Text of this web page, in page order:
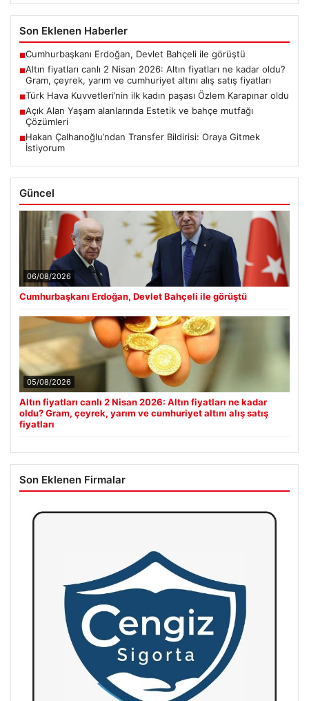
Son Eklenen Haberler
■Cumhurbaşkanı Erdoğan, Devlet Bahçeli ile görüştü
■Altın fiyatları canlı 2 Nisan 2026: Altın fiyatları ne kadar oldu?
Gram, çeyrek, yarım ve cumhuriyet altını alış satış fiyatları
■Türk Hava Kuvvetleri’nin ilk kadın paşası Özlem Karapınar oldu
■Açık Alan Yaşam alanlarında Estetik ve bahçe mutfağı
Çözümleri
■Hakan Çalhanoğlu’ndan Transfer Bildirisi: Oraya Gitmek
İstiyorum
Güncel
06/08/2026
Cumhurbaşkanı Erdoğan, Devlet Bahçeli ile görüştü
05/08/2026
Altın fiyatları canlı 2 Nisan 2026: Altın fiyatları ne kadar
oldu? Gram, çeyrek, yarım ve cumhuriyet altını alış satış
fiyatları
Son Eklenen Firmalar